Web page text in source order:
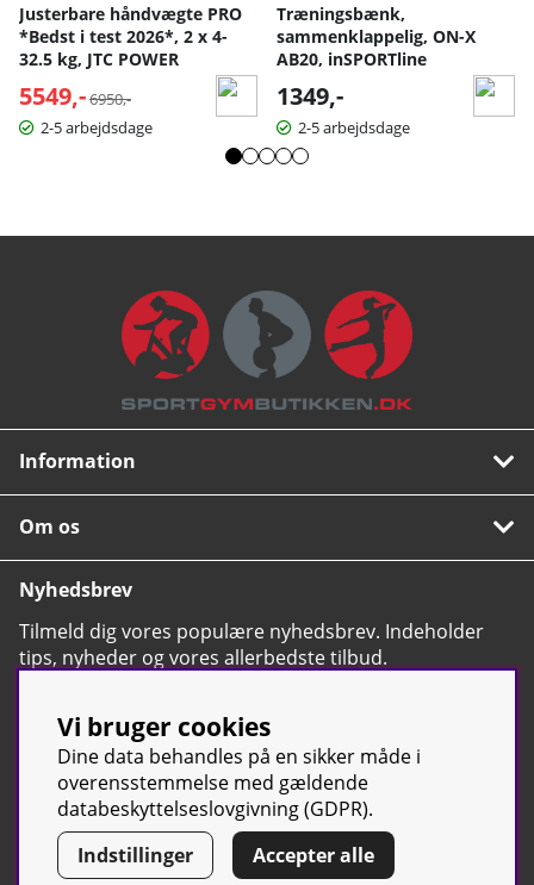
Justerbare håndvægte PRO
*Bedst i test 2026*, 2 x 4-
32.5 kg, JTC POWER
5549,- Normalpris:
6950,-
2-5 arbejdsdage
Træningsbænk,
sammenklappelig, ON-X
AB20, inSPORTline
1349,-
2-5 arbejdsdage
Information
Om os
Nyhedsbrev
Tilmeld dig vores populære nyhedsbrev. Indeholder
tips, nyheder og vores allerbedste tilbud.
© Sport & Gym Butiken JTC AB |Kontakt os| All rights reserved |
(svensk tilsvarende CVR-nummer)556668-7058 | Tel: +46 500-
42 87 00
Vi bruger cookies
Dine data behandles på en sikker måde i
overensstemmelse med gældende
databeskyttelseslovgivning (GDPR).
Indstillinger
Accepter alle